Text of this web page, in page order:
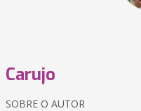
Carujo
SOBRE O AUTOR